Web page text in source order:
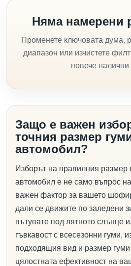
Няма намерени
Променете ключовата дума,
диапазон или изчистете
повече налични
Защо е важен
точния размер
автомобил?
Изборът на правилния размер
автомобил е не само въпрос
важен фактор за вашето
дали се движите по заледени
пътувате под лятното слънце
гъвкавост с всесезонни гуми,
подходящия вид и размер
цялостната ефективност на